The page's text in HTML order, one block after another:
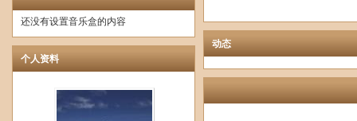
还没有设置音乐盒的内容
个人资料
动态